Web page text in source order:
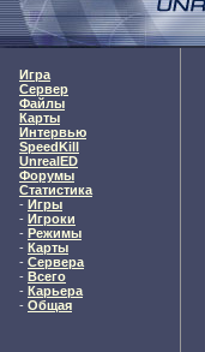
Игра
Сервер
Файлы
Карты
Интервью
SpeedKill
UnrealED
Форумы
Статистика
- Игры
- Игроки
- Режимы
- Карты
- Сервера
- Всего
- Карьера
- Общая